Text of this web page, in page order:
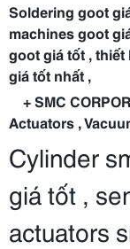
Soldering goot
machines goot
goot giá tốt ,
giá tốt nhất ,
+ SMC
Actuators ,
Cylinder
giá tốt ,
actuators